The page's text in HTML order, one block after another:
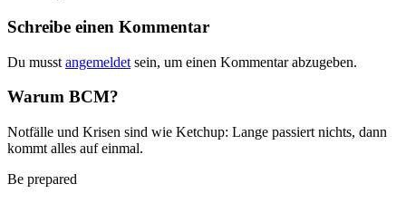
Schreibe einen Kommentar
Du musst angemeldet sein, um einen Kommentar abzugeben.
Warum BCM?
Notfälle und Krisen sind wie Ketchup: Lange passiert nichts, dann
kommt alles auf einmal.
Be prepared